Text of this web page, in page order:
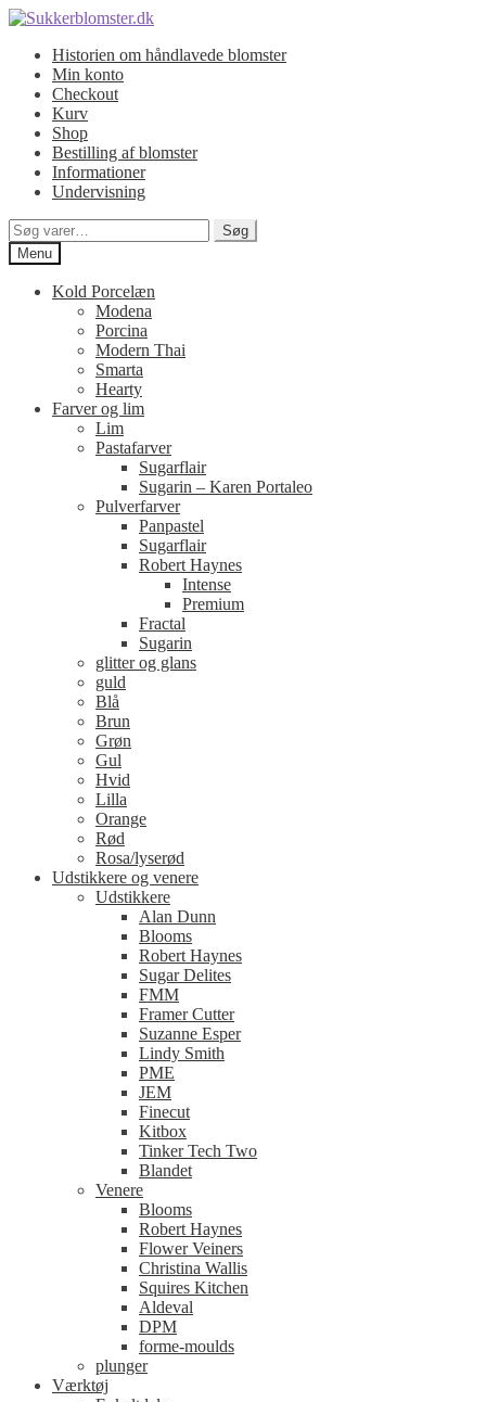
Spring
navigation
Spring
indholdHistorien om håndlavede blomster
Min konto
Checkout
Kurv
Shop
Bestilling af blomster
Informationer
Undervisning
Søg
efter:
Søg
Menu
Kold Porcelæn
Modena
Porcina
Modern Thai
Smarta
Hearty
Farver og lim
Lim
Pastafarver
Sugarflair
Sugarin – Karen Portaleo
Pulverfarver
Panpastel
Sugarflair
Robert Haynes
Intense
Premium
Fractal
Sugarin
glitter og glans
guld
Blå
Brun
Grøn
Gul
Hvid
Lilla
Orange
Rød
Rosa/lyserød
Udstikkere og venere
Udstikkere
Alan Dunn
Blooms
Robert Haynes
Sugar Delites
FMM
Framer Cutter
Suzanne Esper
Lindy Smith
PME
JEM
Finecut
Kitbox
Tinker Tech Two
Blandet
Venere
Blooms
Robert Haynes
Flower Veiners
Christina Wallis
Squires Kitchen
Aldeval
DPM
forme-moulds
plunger
Værktøj